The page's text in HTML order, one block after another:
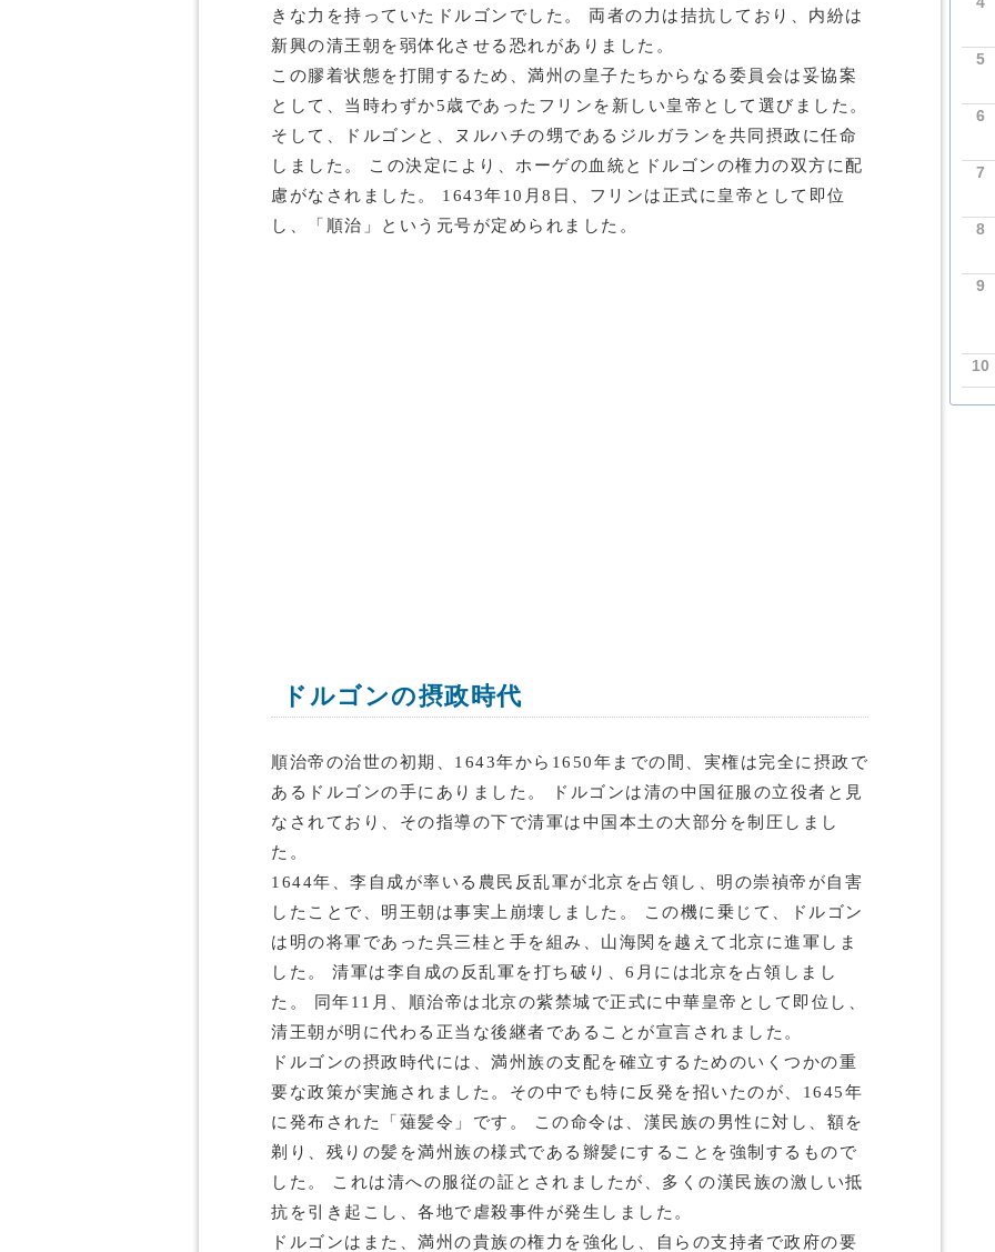
きな力を持っていたドルゴンでした。 両者の力は拮抗しており、内紛は
新興の清王朝を弱体化させる恐れがありました。
この膠着状態を打開するため、満州の皇子たちからなる委員会は妥協案
として、当時わずか5歳であったフリンを新しい皇帝として選びました。
そして、ドルゴンと、ヌルハチの甥であるジルガランを共同摂政に任命
しました。 この決定により、ホーゲの血統とドルゴンの権力の双方に配
慮がなされました。 1643年10月8日、フリンは正式に皇帝として即位
し、「順治」という元号が定められました。
ドルゴンの摂政時代
順治帝の治世の初期、1643年から1650年までの間、実権は完全に摂政で
あるドルゴンの手にありました。 ドルゴンは清の中国征服の立役者と見
なされており、その指導の下で清軍は中国本土の大部分を制圧しまし
た。
1644年、李自成が率いる農民反乱軍が北京を占領し、明の崇禎帝が自害
したことで、明王朝は事実上崩壊しました。 この機に乗じて、ドルゴン
は明の将軍であった呉三桂と手を組み、山海関を越えて北京に進軍しま
した。 清軍は李自成の反乱軍を打ち破り、6月には北京を占領しまし
た。 同年11月、順治帝は北京の紫禁城で正式に中華皇帝として即位し、
清王朝が明に代わる正当な後継者であることが宣言されました。
ドルゴンの摂政時代には、満州族の支配を確立するためのいくつかの重
要な政策が実施されました。その中でも特に反発を招いたのが、1645年
に発布された「薙髪令」です。 この命令は、漢民族の男性に対し、額を
剃り、残りの髪を満州族の様式である辮髪にすることを強制するもので
した。 これは清への服従の証とされましたが、多くの漢民族の激しい抵
抗を引き起こし、各地で虐殺事件が発生しました。
ドルゴンはまた、満州の貴族の権力を強化し、自らの支持者で政府の要
5
6
7
8
9
10